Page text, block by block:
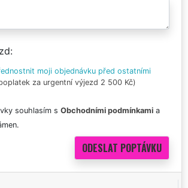
moji objednávku před ostatními
za urgentní výjezd 2 500 Kč)
souhlasím s Obchodními podmínkami a